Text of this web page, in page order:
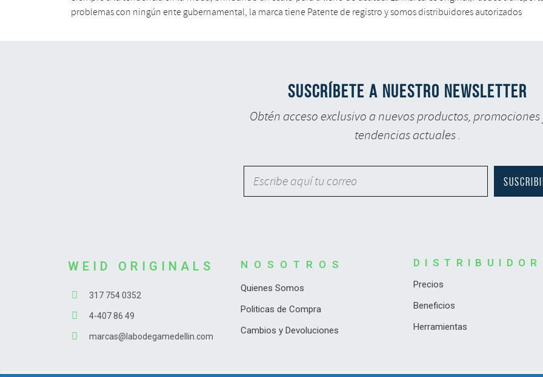
problemas con ningún ente gubernamental, la marca tiene Patente de registro y somos distribuidores autorizados
SUSCRÍBETE A NUESTRO NEWSLETTER
Obtén acceso exclusivo a nuevos productos, promociones
tendencias actuales .
WEID ORIGINALS
317 754 0352
4-407 86 49
marcas@labodegamedellin.com
NOSOTROS
Quienes Somos
Politicas de Compra
Cambios y Devoluciones
Precios
Beneficios
Herramientas